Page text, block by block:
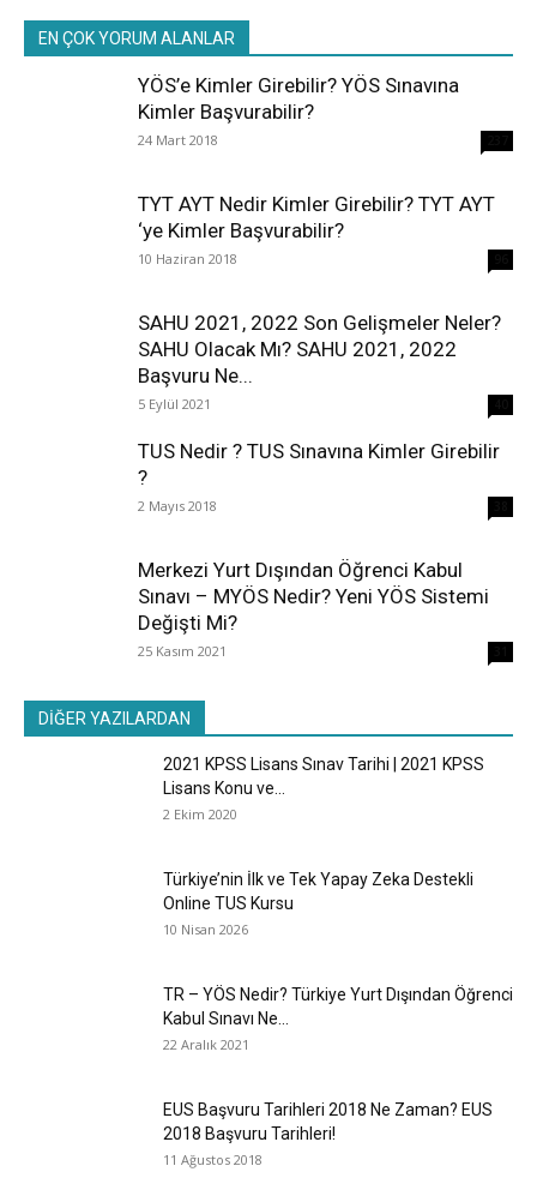
EN ÇOK YORUM ALANLAR
YÖS’e Kimler Girebilir? YÖS Sınavına
Kimler Başvurabilir?
24 Mart 2018
TYT AYT Nedir Kimler Girebilir? TYT AYT
‘ye Kimler Başvurabilir?
10 Haziran 2018
SAHU 2021, 2022 Son Gelişmeler Neler?
SAHU Olacak Mı? SAHU 2021, 2022
Başvuru Ne...
5 Eylül 2021
TUS Nedir ? TUS Sınavına Kimler Girebilir
?
2 Mayıs 2018
Merkezi Yurt Dışından Öğrenci Kabul
Sınavı – MYÖS Nedir? Yeni YÖS Sistemi
Değişti Mi?
25 Kasım 2021
DİĞER YAZILARDAN
2021 KPSS Lisans Sınav Tarihi | 2021 KPSS
Lisans Konu ve...
2 Ekim 2020
Türkiye’nin İlk ve Tek Yapay Zeka Destekli
Online TUS Kursu
10 Nisan 2026
TR – YÖS Nedir? Türkiye Yurt Dışından Öğrenci
Kabul Sınavı Ne...
22 Aralık 2021
EUS Başvuru Tarihleri 2018 Ne Zaman? EUS
2018 Başvuru Tarihleri!
11 Ağustos 2018